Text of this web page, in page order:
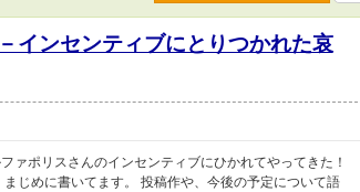
ンセンティブにとりつかれた哀
ァポリスさんのインセンティブにひかれてやってきた！
じめに書いてます。 投稿作や、今後の予定について語